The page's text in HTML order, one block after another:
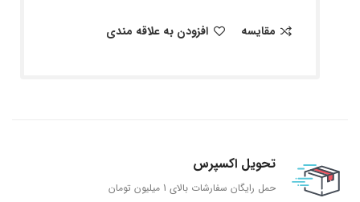
مقایسه افزودن به علاقه مندی
تحویل اکسپرس
حمل رایگان سفارشات بالای 1 میلیون تومان